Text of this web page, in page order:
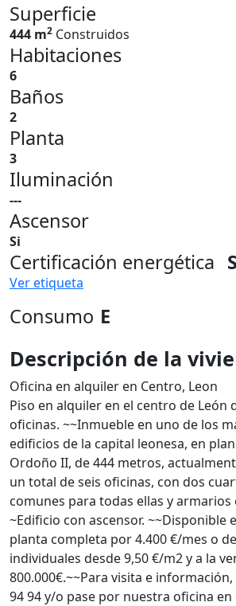
Superficie
444 m2 Construidos
Habitaciones
6
Baños
2
Planta
3
Iluminación
---
Ascensor
Si
Certificación energética
Ver etiqueta
Consumo E
Descripción de la
Oficina en alquiler en Centro, Leon
Piso en alquiler en el centro de León
oficinas. ~~Inmueble en uno de los
edificios de la capital leonesa, en
Ordoño II, de 444 metros,
un total de seis oficinas, con dos
comunes para todas ellas y
~Edificio con ascensor. ~~Disponible
planta completa por 4.400 €/mes o
individuales desde 9,50 €/m2 y a la
800.000€.~~Para visita e
94 94 y/o pase por nuestra oficina en